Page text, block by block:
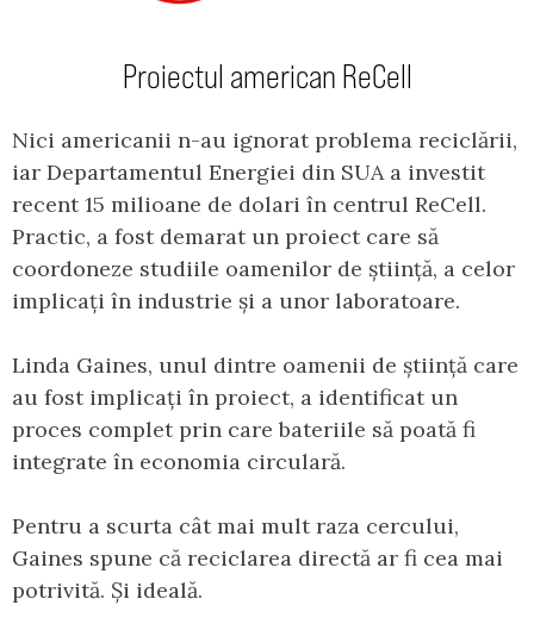
Proiectul american ReCell
Nici americanii n-au ignorat problema reciclării,
iar Departamentul Energiei din SUA a investit
recent 15 milioane de dolari în centrul ReCell.
Practic, a fost demarat un proiect care să
coordoneze studiile oamenilor de știință, a celor
implicați în industrie și a unor laboratoare.
Linda Gaines, unul dintre oamenii de știință care
au fost implicați în proiect, a identificat un
proces complet prin care bateriile să poată fi
integrate în economia circulară.
Pentru a scurta cât mai mult raza cercului,
Gaines spune că reciclarea directă ar fi cea mai
potrivită. Și ideală.